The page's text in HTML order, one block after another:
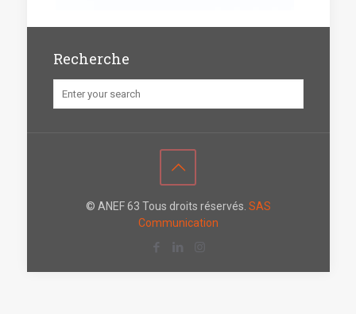
Recherche
© ANEF 63 Tous droits réservés. SAS
Communication